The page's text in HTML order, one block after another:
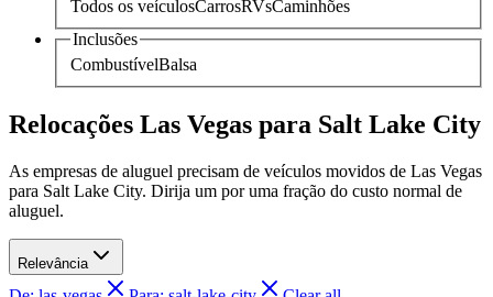
Todos os veículosCarrosRVsCaminhões
Inclusões
CombustívelBalsa
Relocações Las Vegas para Salt Lake City
As empresas de aluguel precisam de veículos movidos de Las Vegas
para Salt Lake City. Dirija um por uma fração do custo normal de
aluguel.
Relevância